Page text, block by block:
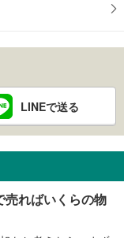
LINEで送る
売ればいくらの物